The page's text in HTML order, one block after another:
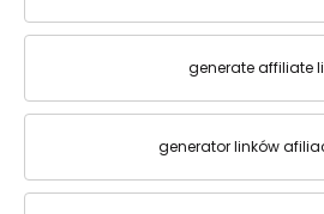
generate affiliate
generator linków